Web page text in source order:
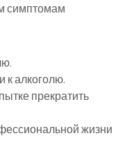
симптомам
к алкоголю.
прекратить
жизни